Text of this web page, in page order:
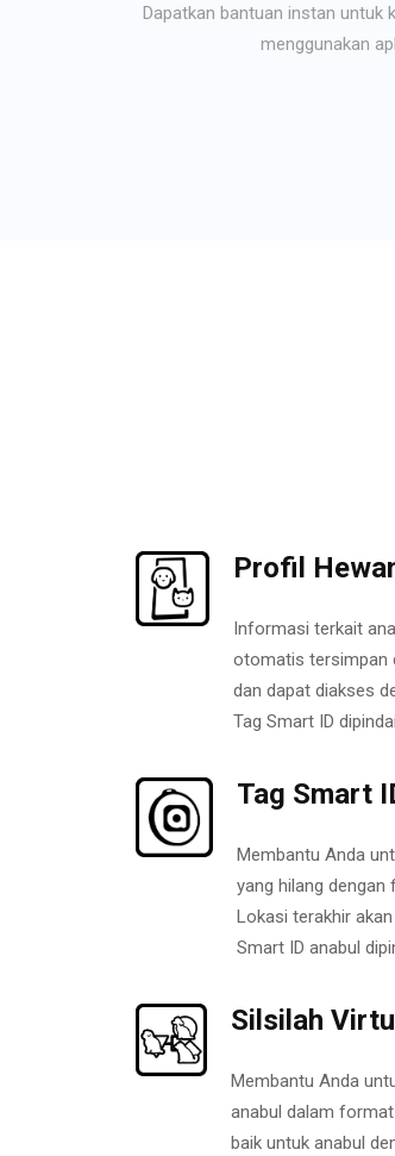
Dapatkan bantuan instan untuk
menggunakan
Profil
Informasi terkait
otomatis tersimpan
dan dapat diakses
Tag Smart ID
Tag Smart
Membantu Anda
yang hilang dengan
Lokasi terakhir
Smart ID anabul
Silsilah
Membantu Anda
anabul dalam
baik untuk anabul